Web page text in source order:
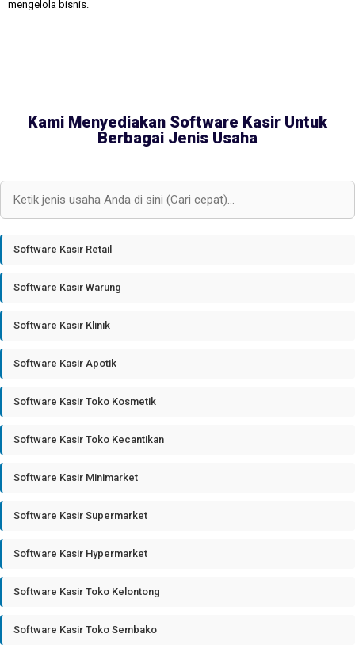
mengelola bisnis.
Kami Menyediakan Software Kasir Untuk
Berbagai Jenis Usaha
Software Kasir Retail
Software Kasir Warung
Software Kasir Klinik
Software Kasir Apotik
Software Kasir Toko Kosmetik
Software Kasir Toko Kecantikan
Software Kasir Minimarket
Software Kasir Supermarket
Software Kasir Hypermarket
Software Kasir Toko Kelontong
Software Kasir Toko Sembako